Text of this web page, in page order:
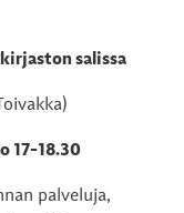
salissa
17-18.30
palveluja,